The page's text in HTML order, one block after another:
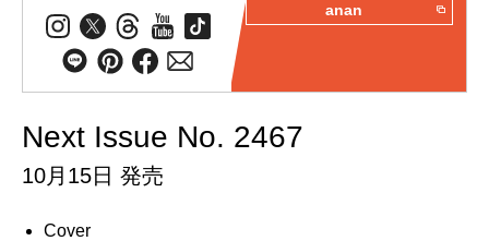
anan
Next Issue No. 2467
10月15日 発売
Cover